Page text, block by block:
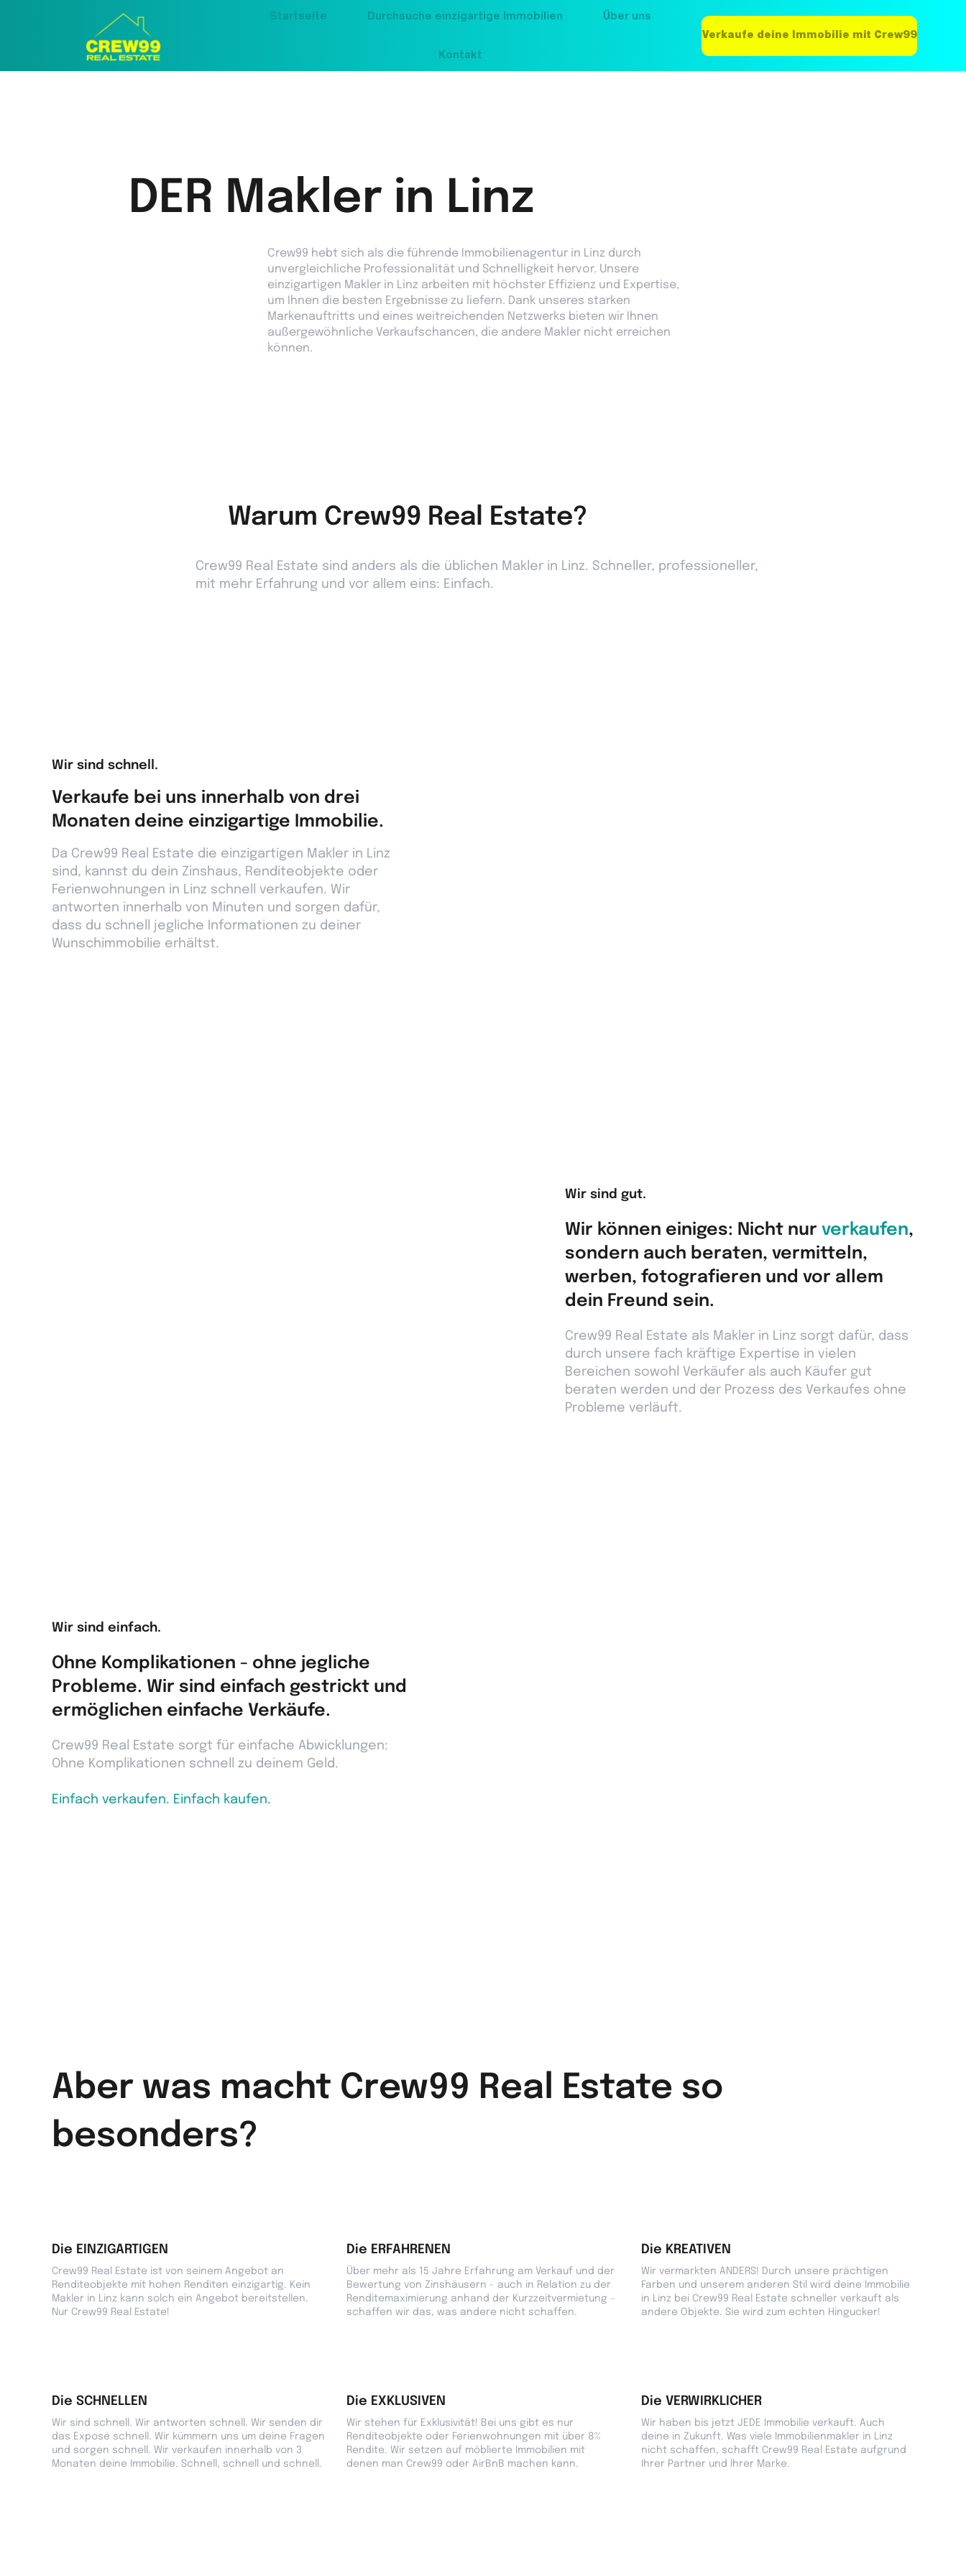
Startseite Durchsuche einzigartige Immobilien Über uns
Kontakt
Verkaufe deine Immobilie mit Crew99
DER Makler in Linz
Crew99 hebt sich als die führende Immobilienagentur in Linz durch
unvergleichliche Professionalität und Schnelligkeit hervor. Unsere
einzigartigen Makler in Linz arbeiten mit höchster Effizienz und Expertise,
um Ihnen die besten Ergebnisse zu liefern. Dank unseres starken
Markenauftritts und eines weitreichenden Netzwerks bieten wir Ihnen
außergewöhnliche Verkaufschancen, die andere Makler nicht erreichen
können.
Warum Crew99 Real Estate?
Crew99 Real Estate sind anders als die üblichen Makler in Linz. Schneller, professioneller,
mit mehr Erfahrung und vor allem eins: Einfach.
Wir sind schnell.
Verkaufe bei uns innerhalb von drei
Monaten deine einzigartige Immobilie.
Da Crew99 Real Estate die einzigartigen Makler in Linz
sind, kannst du dein Zinshaus, Renditeobjekte oder
Ferienwohnungen in Linz schnell verkaufen. Wir
antworten innerhalb von Minuten und sorgen dafür,
dass du schnell jegliche Informationen zu deiner
Wunschimmobilie erhältst.
Wir sind gut.
Wir können einiges: Nicht nur verkaufen,
sondern auch beraten, vermitteln,
werben, fotografieren und vor allem
dein Freund sein.
Crew99 Real Estate als Makler in Linz sorgt dafür, dass
durch unsere fach kräftige Expertise in vielen
Bereichen sowohl Verkäufer als auch Käufer gut
beraten werden und der Prozess des Verkaufes ohne
Probleme verläuft.
Crew99 Real Estate sorgt für einfache Abwicklungen:
Ohne Komplikationen schnell zu deinem Geld.
Einfach verkaufen. Einfach kaufen.
Ohne Komplikationen - ohne jegliche
Probleme. Wir sind einfach gestrickt und
ermöglichen einfache Verkäufe.
Wir sind einfach.
Aber was macht Crew99 Real Estate so
besonders?
Crew99 Real Estate ist von seinem Angebot an
Renditeobjekte mit hohen Renditen einzigartig. Kein
Makler in Linz kann solch ein Angebot bereitstellen.
Nur Crew99 Real Estate!
Die EINZIGARTIGEN
Über mehr als 15 Jahre Erfahrung am Verkauf und der
Bewertung von Zinshäusern - auch in Relation zu der
Renditemaximierung anhand der Kurzzeitvermietung -
schaffen wir das, was andere nicht schaffen.
Die ERFAHRENEN
Wir vermarkten ANDERS! Durch unsere prächtigen
Farben und unserem anderen Stil wird deine Immobilie
in Linz bei Crew99 Real Estate schneller verkauft als
andere Objekte. Sie wird zum echten Hingucker!
Die KREATIVEN
Wir sind schnell. Wir antworten schnell. Wir senden dir
das Exposé schnell. Wir kümmern uns um deine Fragen
und sorgen schnell. Wir verkaufen innerhalb von 3
Monaten deine Immobilie. Schnell, schnell und schnell.
Die SCHNELLEN
Wir stehen für Exklusivität! Bei uns gibt es nur
Renditeobjekte oder Ferienwohnungen mit über 8%
Rendite. Wir setzen auf möblierte Immobilien mit
denen man Crew99 oder AirBnB machen kann.
Die EXKLUSIVEN
Wir haben bis jetzt JEDE Immobilie verkauft. Auch
deine in Zukunft. Was viele Immobilienmakler in Linz
nicht schaffen, schafft Crew99 Real Estate aufgrund
Ihrer Partner und Ihrer Marke.
Die VERWIRKLICHER